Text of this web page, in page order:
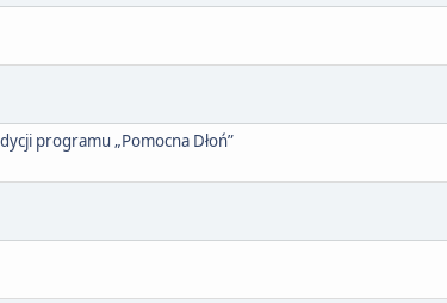
programu „Pomocna Dłoń”